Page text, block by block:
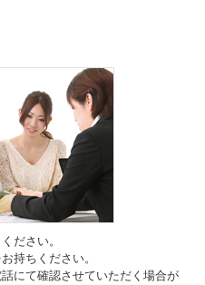
ださい。
持ちください。
にて確認させていただく場合が